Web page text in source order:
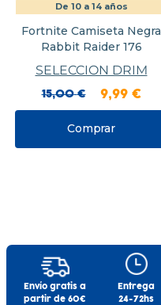
De 10 a 14 años
Fortnite Camiseta Negra
Rabbit Raider 176
SELECCION DRIM
15,00 € 9,99 €
Comprar
Envío gratis a
partir de 60€
Entrega
24-72hs